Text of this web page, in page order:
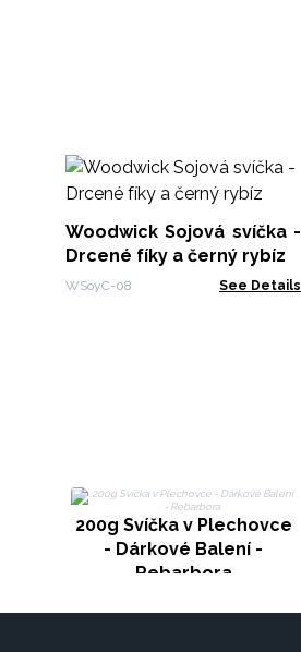
Woodwick Sojová svíčka -
Drcené fíky a černý rybíz
WSoyC-08 See Details
200g Svíčka v Plechovce
- Dárkové Balení -
Rebarbora